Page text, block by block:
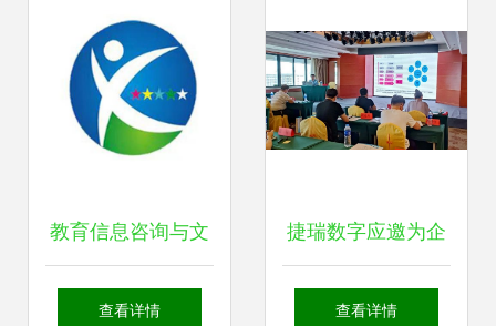
教育信息咨询与文
化信息咨询服务的
查看详情
捷瑞数字应邀为企
业数字化运营及智
查看详情